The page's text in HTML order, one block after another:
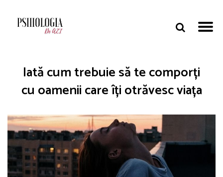
Iată cum trebuie să te comporți
cu oamenii care îți otrăvesc viața